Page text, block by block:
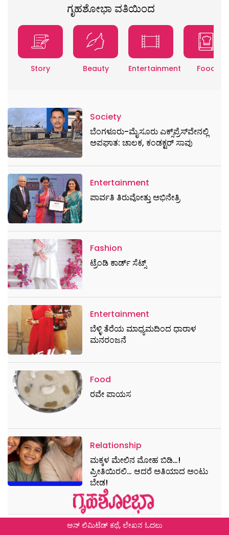
ಗೃಹಶೋಭಾ ವತಿಯಿಂದ
Story Beauty Entertainment Food
Society
ಬೆಂಗಳೂರು-ಮೈಸೂರು ಎಕ್ಸ್​ಪ್ರೆಸ್‌ವೇನಲ್ಲಿ
ಅಪಘಾತ: ಚಾಲಕ, ಕಂಡಕ್ಟರ್ ಸಾವು
Entertainment
ಪಾರ್ವತಿ ತಿರುವೋತ್ತು ಅಭಿನೇತ್ರಿ
Fashion
ಟ್ರೆಂಡಿ ಕಾರ್ಡ್‌ ಸೆಟ್ಸ್
Entertainment
ಬೆಳ್ಳಿ ತೆರೆಯ ಮಾಧ್ಯಮದಿಂದ ಧಾರಾಳ
ಮನರಂಜನೆ
Food
ರವೇ ಪಾಯಸ
Relationship
ಮಕ್ಕಳ ಮೇಲಿನ ಮೋಹ ಬಿಡಿ…!
ಪ್ರೀತಿಯಿರಲಿ… ಆದರೆ ಅತಿಯಾದ ಅಂಟು
ಬೇಡ!
ಅನ್ ಲಿಮಿಟೆಡ್ ಕಥೆ, ಲೇಖನ ಓದಲು